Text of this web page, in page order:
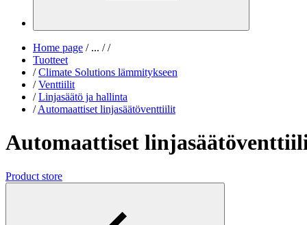
Home page /... / /
Tuotteet
/ Climate Solutions lämmitykseen
/ Venttiilit
/ Linjasäätö ja hallinta
/ Automaattiset linjasäätöventtiilit
Automaattiset
Product store